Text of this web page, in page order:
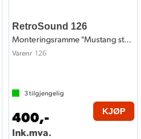
RetroSound 126
Monteringsramme "Mustang style"
Varenr 126
3tilgjengelig
400,-
Ink.mva.
KJØP